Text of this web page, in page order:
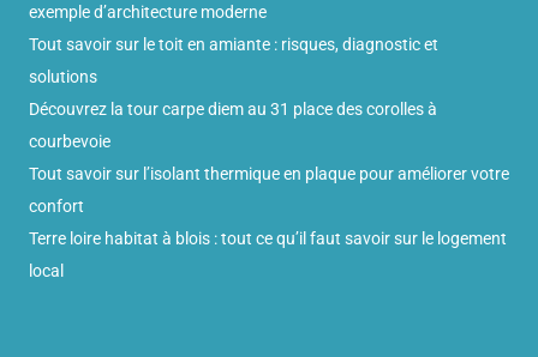
exemple d’architecture moderne
Tout savoir sur le toit en amiante : risques, diagnostic et
solutions
Découvrez la tour carpe diem au 31 place des corolles à
courbevoie
Tout savoir sur l’isolant thermique en plaque pour améliorer votre
confort
Terre loire habitat à blois : tout ce qu’il faut savoir sur le logement
local